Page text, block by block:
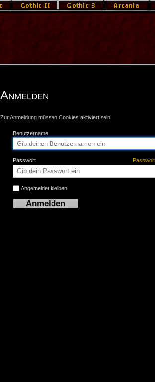
Anmelden
Zur Anmeldung müssen Cookies aktiviert sein.
Benutzername
Passwort
Angemeldet bleiben